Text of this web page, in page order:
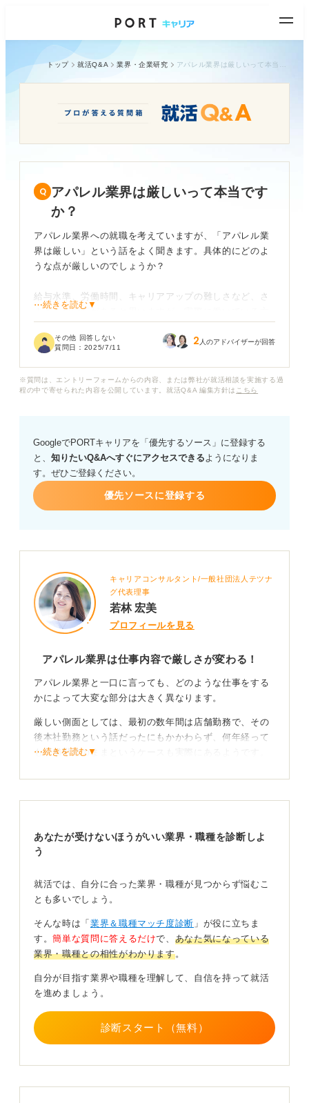
トップ 就活Q&A 業界・企業研究
アパレル業界は厳しいって本当です
か？
アパレル業界への就職を考えていますが、「アパレル業
界は厳しい」という話をよく聞きます。具体的にどのよ
うな点が厳しいのでしょうか？
給与水準、労働時間、キャリアアップの難しさなど、さ
まざまな側面があると思いますが、実際に働いている方
状について教えていただきたいです。
力ややりがいもあるのでしょうか？
⋯続きを読む▼
その他 回答しない
質問日： 2025/7/11 2 人のアドバイザーが回答
※質問は、エントリーフォームからの内容、または弊社が就活相談を実施する過
程の中で寄せられた内容を公開しています。就活Q&A 編集方針は こちら
GoogleでPORTキャリアを「優先するソース」に登録する
と、 知りたいQ&Aへすぐにアクセスできるようになりま
す。ぜひご登録ください。
優先ソースに登録する
キャリアコンサルタント/一般社団法人テツナ
グ代表理事
若林 宏美
プロフィールを見る
アパレル業界は仕事内容で厳しさが変わる！
アパレル業界と一口に言っても、どのような仕事をする
かによって大変な部分は大きく異なります。
厳しい側面としては、最初の数年間は店舗勤務で、その
後本社勤務という話だったにもかかわらず、何年経って
も店舗勤務のままというケースも実際にあるようです。
という決まりがある会社もあるようです。
も
ングなどの職種に就ければ、やりがいを持ってキャリア
を築いていける可能性もあります。
たいのかを明確にし、実際にその仕事に就けている先輩
社員の声などを参考にして企業の実情をよく調べること
です。
厳しい環境でも働き続けている人の支えになっているの
いがあるからだと私は考えます。
特にハイブランドで働いている人は、そのブランドへの
⋯続きを読む▼
あなたが受けないほうがいい業界・職種を診断しよ
う
就活では、自分に合った業界・職種が見つからず悩むこ
とも多いでしょう。
そんな時は「 業界＆職種マッチ度診断 」が役に立ちま
す。簡単な質問に答えるだけで、 あなた気になっている
業界・職種との相性がわかります。
自分が目指す業界や職種を理解して、自信を持って就活
を進めましょう。
診断スタート（無料）